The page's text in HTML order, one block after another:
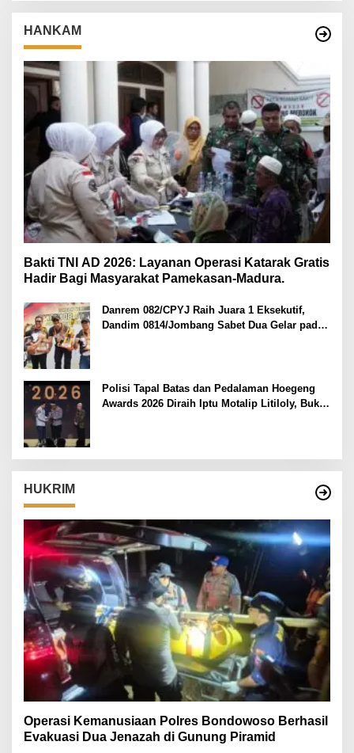
HANKAM
Bakti TNI AD 2026: Layanan Operasi Katarak Gratis
Hadir Bagi Masyarakat Pamekasan-Madura.
Danrem 082/CPYJ Raih Juara 1 Eksekutif,
Dandim 0814/Jombang Sabet Dua Gelar pada
Polisi Tapal Batas dan Pedalaman Hoegeng
Awards 2026 Diraih Iptu Motalip Litiloly, Bukti
HUKRIM
Operasi Kemanusiaan Polres Bondowoso Berhasil
Evakuasi Dua Jenazah di Gunung Piramid